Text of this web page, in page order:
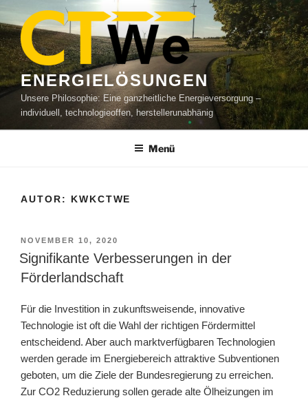
Inhalt
springen
ENERGIELÖSUNGEN
Unsere Philosophie: Eine ganzheitliche Energieversorgung –
individuell, technologieoffen, herstellerunabhänig
Menü
AUTOR: KWKCTWE
VERÖFFENTLICHT
AM
NOVEMBER 10, 2020
Signifikante Verbesserungen in der
Förderlandschaft
Für die Investition in zukunftsweisende, innovative
Technologie ist oft die Wahl der richtigen Fördermittel
entscheidend. Aber auch marktverfügbaren Technologien
werden gerade im Energiebereich attraktive Subventionen
geboten, um die Ziele der Bundesregierung zu erreichen.
Zur CO2 Reduzierung sollen gerade alte Ölheizungen im